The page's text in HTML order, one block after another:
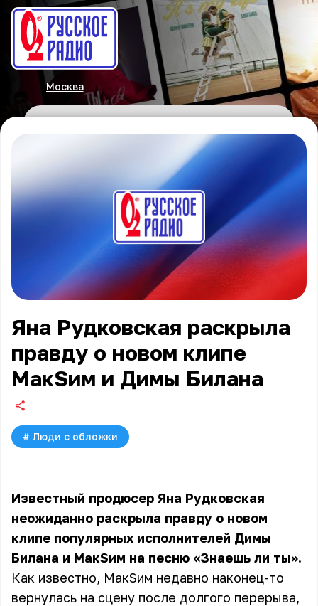
Москва
Яна Рудковская раскрыла
правду о новом клипе
МакSим и Димы Билана
# Люди с обложки
Известный продюсер Яна Рудковская
неожиданно раскрыла правду о новом
клипе популярных исполнителей Димы
Билана и МакSим на песню «Знаешь ли ты».
Как известно, МакSим недавно наконец-то
вернулась на сцену после долгого перерыва,